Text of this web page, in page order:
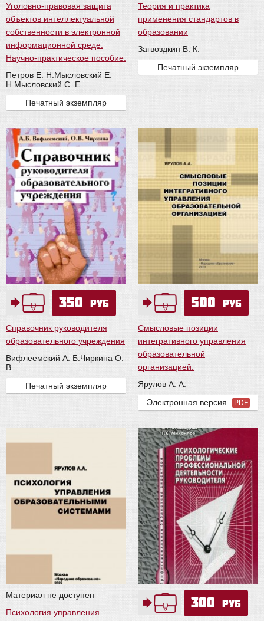
Уголовно-правовая защита
объектов интеллектуальной
собственности в электронной
информационной среде.
Научно-практическое пособие.
Петров Е. Н. Мысловский Е.
Н. Мысловский С. Е.
Печатный экземпляр
Теория и практика
применения стандартов в
образовании
Загвоздкин В. К.
Печатный экземпляр
350 руб
Справочник руководителя
образовательного учреждения
Вифлеемский А. Б. Чиркина О.
В.
Печатный экземпляр
500 руб
Смысловые позиции
интегративного управления
образовательной
организацией.
Ярулов А. А.
Электронная версия
PDF
Материал не доступен
Психология управления
300 руб